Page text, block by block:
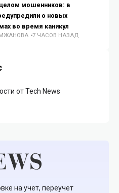
мошенников: в
о новых
во время каникул
7 ЧАСОВ НАЗАД
от Tech News
на учет, переучет